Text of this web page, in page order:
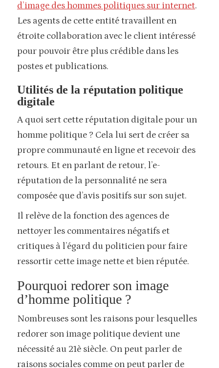
d’image des hommes politiques sur internet.
Les agents de cette entité travaillent en
étroite collaboration avec le client intéressé
pour pouvoir être plus crédible dans les
postes et publications.
Utilités de la réputation politique
digitale
A quoi sert cette réputation digitale pour un
homme politique ? Cela lui sert de créer sa
propre communauté en ligne et recevoir des
retours. Et en parlant de retour, l’e-
réputation de la personnalité ne sera
composée que d’avis positifs sur son sujet.
Il relève de la fonction des agences de
nettoyer les commentaires négatifs et
critiques à l’égard du politicien pour faire
ressortir cette image nette et bien réputée.
Pourquoi redorer son image
d’homme politique ?
Nombreuses sont les raisons pour lesquelles
redorer son image politique devient une
nécessité au 21è siècle. On peut parler de
raisons sociales comme on peut parler de